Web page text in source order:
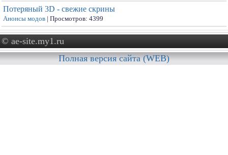
Потеряный 3D - свежие скрины
Анонсы модов | Просмотров: 4399
© ae-site.my1.ru
Полная версия сайта (WEB)